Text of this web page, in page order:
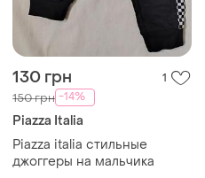
130 грн 1
150 грн -14%
Piazza Italia
Piazza italia стильные
джоггеры на мальчика